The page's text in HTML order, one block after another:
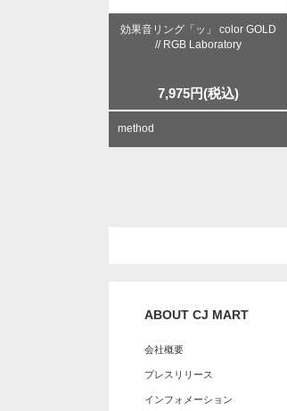
効果音リング「ッ」 color GOLD
// RGB Laboratory
7,975円(税込)
method
ABOUT CJ MART
会社概要
プレスリリース
インフォメーション